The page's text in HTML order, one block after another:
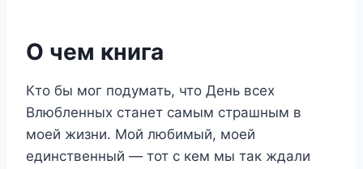
О чем книга
Кто бы мог подумать, что День всех
Влюбленных станет самым страшным в
моей жизни. Мой любимый, моей
единственный — тот с кем мы так ждали